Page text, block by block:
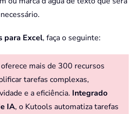
para Excel, faça o seguinte:
oferece mais de 300 recursos
tarefas complexas,
e a eficiência. Integrado
IA, o Kutools automatiza tarefas